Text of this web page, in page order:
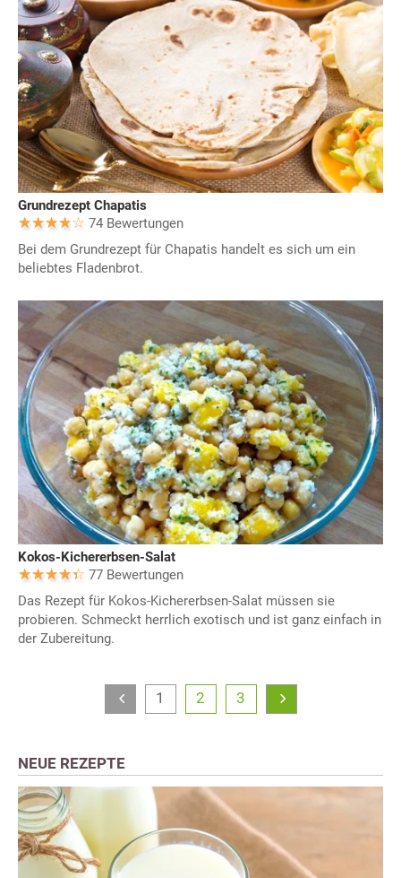
Grundrezept Chapatis
74 Bewertungen
Bei dem Grundrezept für Chapatis handelt es sich um ein
beliebtes Fladenbrot.
Kokos-Kichererbsen-Salat
77 Bewertungen
Das Rezept für Kokos-Kichererbsen-Salat müssen sie
probieren. Schmeckt herrlich exotisch und ist ganz einfach in
der Zubereitung.
1 2 3
NEUE REZEPTE